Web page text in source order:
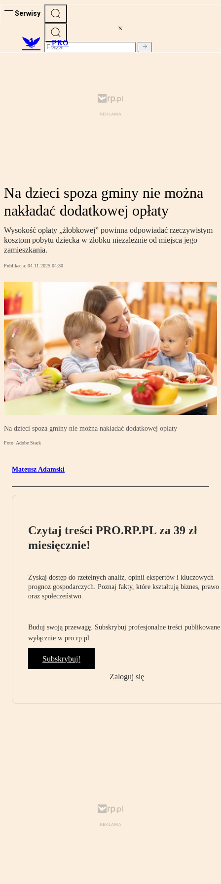
Serwisy
PRO
Na dzieci spoza gminy nie można
nakładać dodatkowej opłaty
Wysokość opłaty „żłobkowej” powinna odpowiadać rzeczywistym
kosztom pobytu dziecka w żłobku niezależnie od miejsca jego
zamieszkania.
Publikacja: 04.11.2025 04:30
Na dzieci spoza gminy nie można nakładać dodatkowej opłaty
Foto: Adobe Stack
Mateusz Adamski
Czytaj treści PRO.RP.PL za 39 zł
miesięcznie!
Zyskaj dostęp do rzetelnych analiz, opinii ekspertów i kluczowych
prognoz gospodarczych. Poznaj fakty, które kształtują biznes, prawo
oraz społeczeństwo.
Buduj swoją przewagę. Subskrybuj profesjonalne treści publikowane
wyłącznie w pro.rp.pl.
Subskrybuj!
Zaloguj się